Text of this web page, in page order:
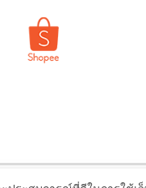
Read our Privacy Policies